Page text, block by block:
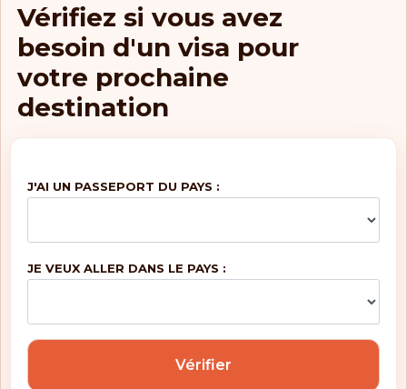
Vérifiez si vous avez
besoin d'un visa pour
votre prochaine
destination
J'AI UN PASSEPORT DU PAYS :
JE VEUX ALLER DANS LE PAYS :
Vérifier